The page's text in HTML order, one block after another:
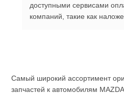
доступными сервисами
компаний, такие как
Самый широкий ассортимент
запчастей к автомобилям